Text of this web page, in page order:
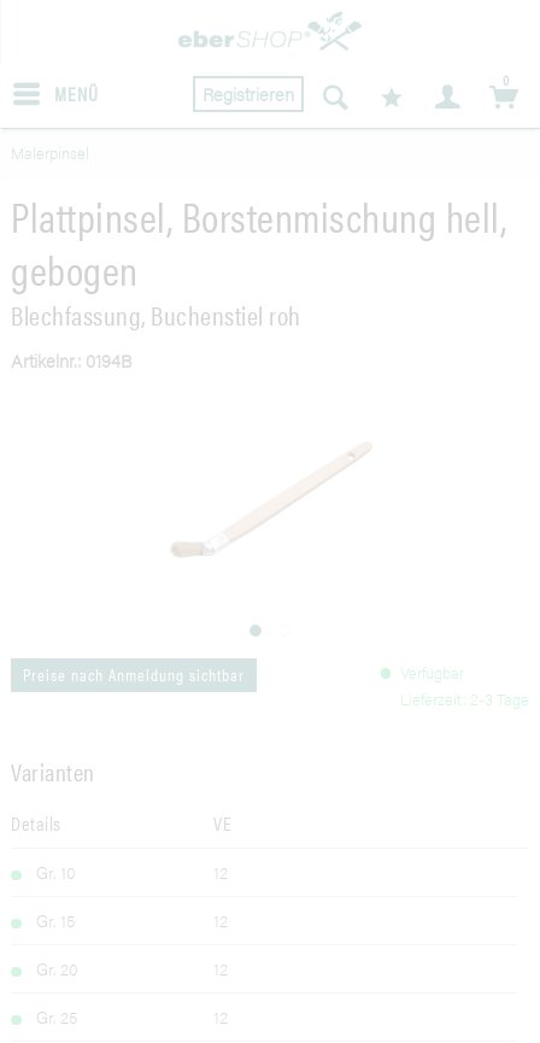
MENÜ Registrieren
0
Malerpinsel
Plattpinsel, Borstenmischung hell,
gebogen
Blechfassung, Buchenstiel roh
Artikelnr.: 0194B
Preise nach Anmeldung sichtbar
Verfügbar
Lieferzeit: 2-3 Tage
Varianten
Details VE
Gr. 10
12
Gr. 15
12
Gr. 20
12
Gr. 25
12